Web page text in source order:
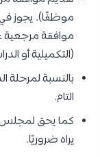
موظفًا). يجوز في
موافقة مرجعية
(التكميلية أو
بالنسبة لمرحلة
التام.
كما يحق لمجلس
يراه ضروريًا.